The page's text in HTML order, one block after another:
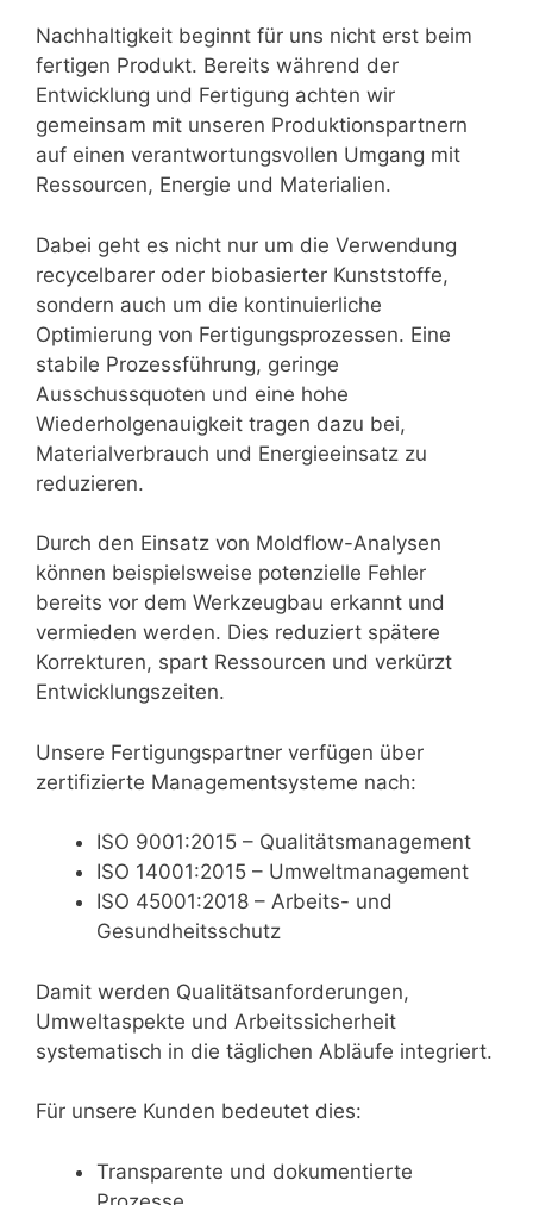
Nachhaltigkeit beginnt für uns nicht erst beim
fertigen Produkt. Bereits während der
Entwicklung und Fertigung achten wir
gemeinsam mit unseren Produktionspartnern
auf einen verantwortungsvollen Umgang mit
Ressourcen, Energie und Materialien.
Dabei geht es nicht nur um die Verwendung
recycelbarer oder biobasierter Kunststoffe,
sondern auch um die kontinuierliche
Optimierung von Fertigungsprozessen. Eine
stabile Prozessführung, geringe
Ausschussquoten und eine hohe
Wiederholgenauigkeit tragen dazu bei,
Materialverbrauch und Energieeinsatz zu
reduzieren.
Durch den Einsatz von Moldflow-Analysen
können beispielsweise potenzielle Fehler
bereits vor dem Werkzeugbau erkannt und
vermieden werden. Dies reduziert spätere
Korrekturen, spart Ressourcen und verkürzt
Entwicklungszeiten.
Unsere Fertigungspartner verfügen über
zertifizierte Managementsysteme nach:
ISO 9001:2015 – Qualitätsmanagement
ISO 14001:2015 – Umweltmanagement
ISO 45001:2018 – Arbeits- und
Gesundheitsschutz
Damit werden Qualitätsanforderungen,
Umweltaspekte und Arbeitssicherheit
systematisch in die täglichen Abläufe integriert.
Für unsere Kunden bedeutet dies:
Transparente und dokumentierte